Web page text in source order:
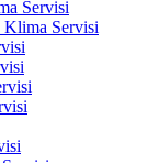
Servisi
Klima Servisi